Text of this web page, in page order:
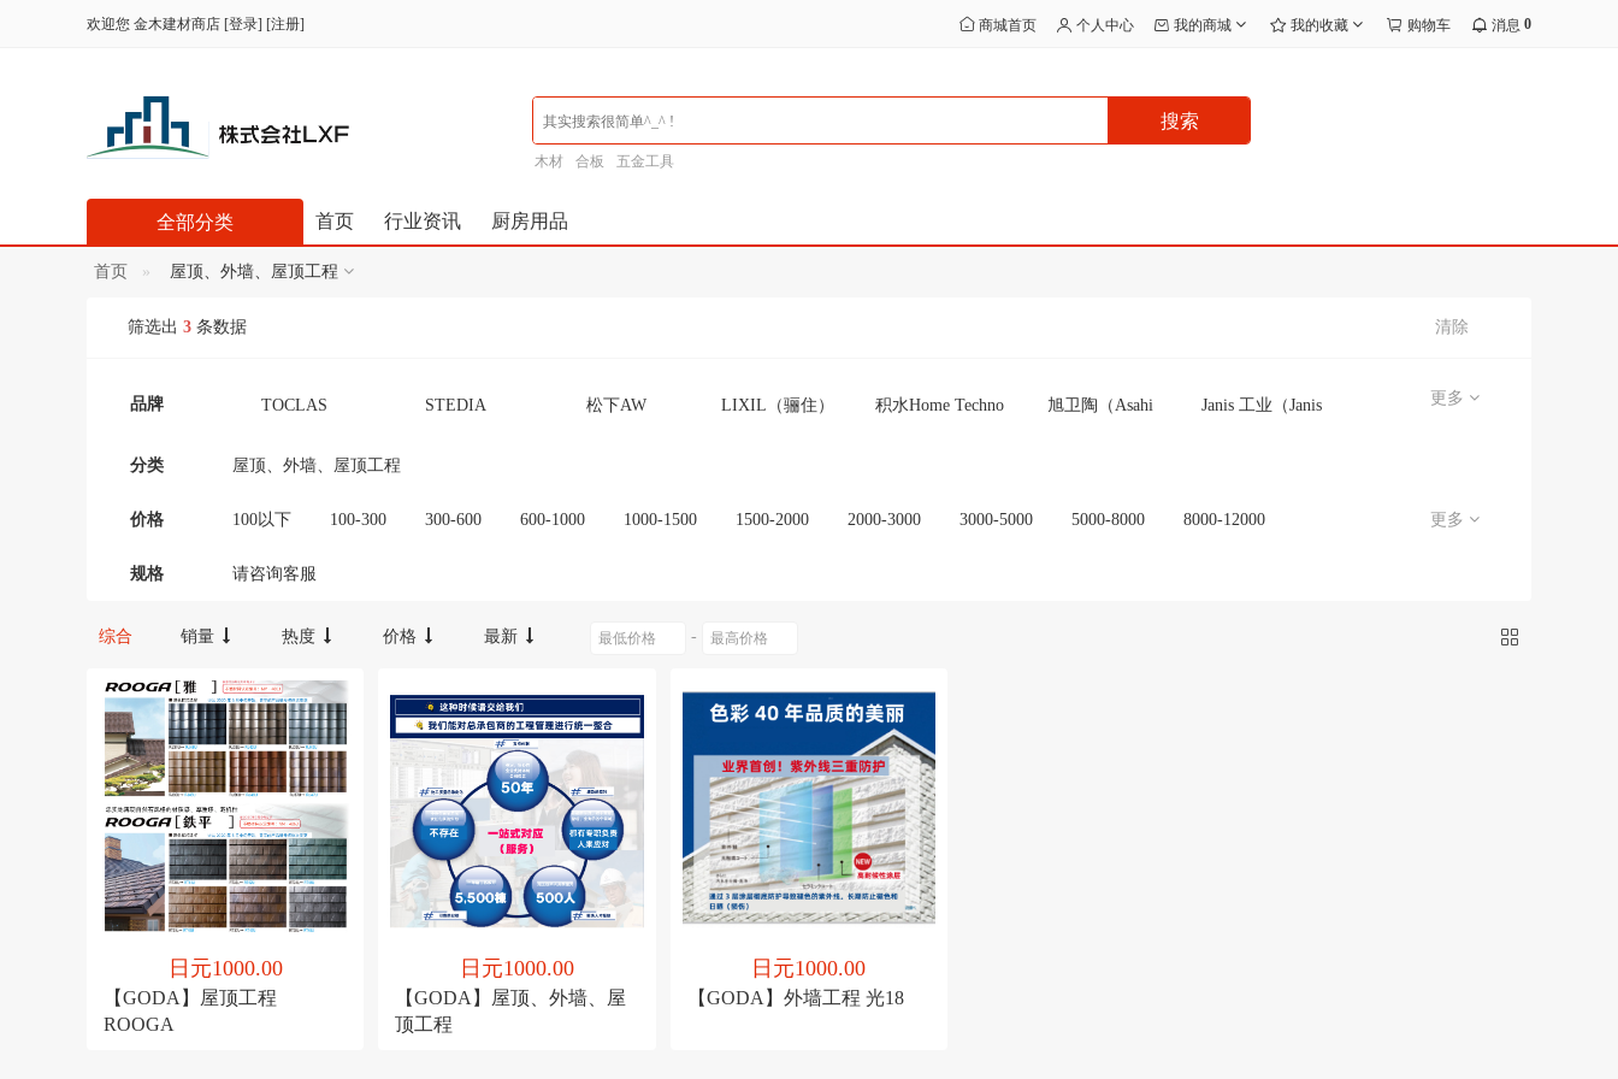
欢迎您 金木建材商店 [登录] [注册] 商城首页 个人中心 我的商城 我的收藏 购物车 消息 0
搜索
木材 合板 五金工具
首页 行业资讯 厨房用品
全部分类
首页 屋顶、外墙、屋顶工程
筛选出 3 条数据 清除
品牌 TOCLAS STEDIA 松下AW LIXIL（骊住） 积水Home Techno 旭卫陶（Asahi Janis 工业（Janis
Panasonic（松下）
コロナ CORONA 科 シャープ (Shāpu) NORITZ 热水器 翻新浴缸 一村产业（Ichimura 诺力茨（NORITZ）
更多
分类 屋顶、外墙、屋顶工程
价格 100以下 100-300 300-600 600-1000 1000-1500 1500-2000 2000-3000 3000-5000 5000-8000 8000-12000
12000-16000
更多
规格 请咨询客服
综合 销量 热度 价格 最新 -
日元1000.00
【GODA】屋顶工程
ROOGA
日元1000.00
【GODA】屋顶、外墙、屋
顶工程
日元1000.00
【GODA】外墙工程 光18